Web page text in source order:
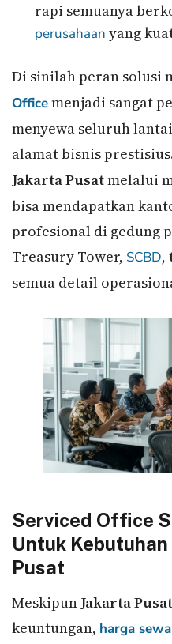
rapi semuanya
perusahaan yang
Di sinilah peran solusi
Officemenjadi sangat
menyewa seluruh
alamat bisnis
Jakarta Pusatmelalui
bisa mendapatkan
profesional di gedung
Treasury Tower, SCBD,
semua detail
Serviced Office
Untuk
Pusat
MeskipunJakarta Pusat
keuntungan, harga